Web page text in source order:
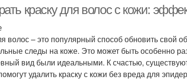
краску для волос с кожи:
волос – это популярный способ обновить свой
следы на коже. Это может быть особенно
вид были идеальными. К счастью,
удалить краску с кожи без вреда для